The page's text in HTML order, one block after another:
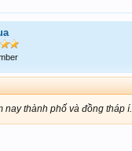
nay thành phố và đồng tháp í.